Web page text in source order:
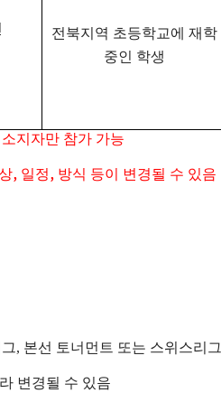
전북지역 초등학교에 재학
중인 학생
지자만 참가 가능
, 일정, 방식 등이 변경될 수 있음
, 본선 토너먼트 또는 스위스리그
변경될 수 있음